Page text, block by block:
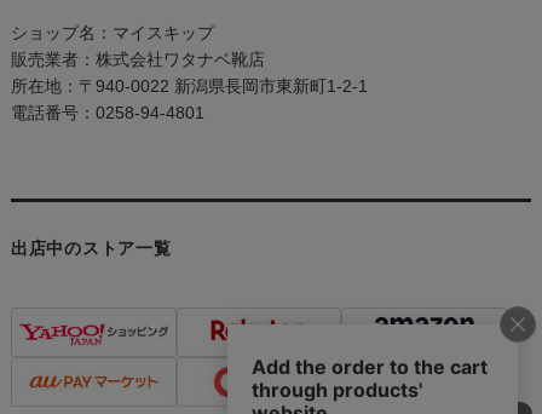
ショップ名：マイスキップ
販売業者：株式会社ワタナベ靴店
所在地：〒940-0022 新潟県長岡市東新町1-2-1
電話番号：0258-94-4801
出店中のストア一覧